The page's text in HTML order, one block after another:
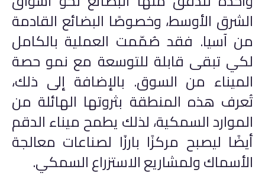
الشرق الأوسط، وخصوصًا البضائع القادمة
من آسيا. فقد صُمّمت العملية بالكامل
لكي تبقى قابلة للتوسعة مع نمو حصة
الميناء من السوق. بالإضافة إلى ذلك،
تُعرف هذه المنطقة بثروتها الهائلة من
الموارد السمكية، لذلك يطمح ميناء الدقم
أيضًا ليصبح مركزًا بارزًا لصناعات معالجة
الأسماك ولمشاريع الاستزراع السمكي.